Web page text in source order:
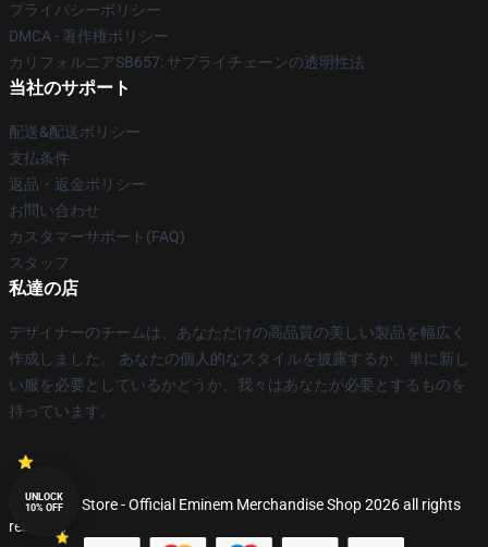
プライバシーポリシー
DMCA - 著作権ポリシー
カリフォルニアSB657: サプライチェーンの透明性法
当社のサポート
配送&配送ポリシー
支払条件
返品・返金ポリシー
お問い合わせ
カスタマーサポート(FAQ)
スタッフ
私達の店
デザイナーのチームは、あなただけの高品質の美しい製品を幅広く
作成しました。 あなたの個人的なスタイルを披露するか、単に新し
い服を必要としているかどうか、我々はあなたが必要とするものを
持っています。
© Eminem Store - Official Eminem Merchandise Shop 2026 all rights
reserved
UNLOCK
10% OFF